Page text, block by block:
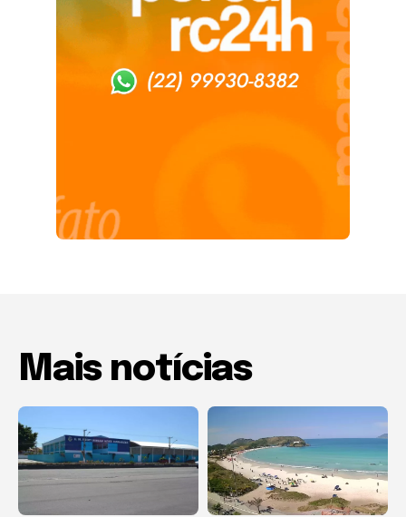
Mais notícias